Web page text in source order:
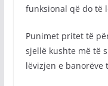
funksional që do të
Punimet pritet të
sjellë kushte më të
lëvizjen e banorëve